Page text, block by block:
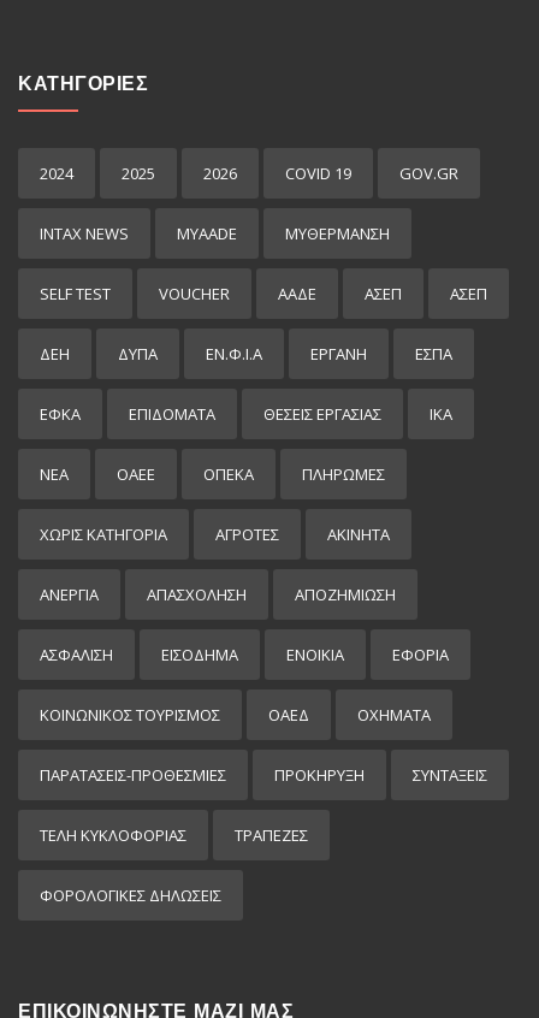
ΚΑΤΗΓΟΡΙΕΣ
2024 2025 2026 COVID 19 GOV.GR
INTAX NEWS MYAADE MYΘΈΡΜΑΝΣΗ
SELF TEST VOUCHER ΑΑΔΕ ΑΣΕΠ ΑΣΕΠ
ΔΕΗ ΔΥΠΑ ΕΝ.Φ.Ι.Α ΕΡΓΑΝΗ ΕΣΠΑ
ΕΦΚΑ ΕΠΙΔΌΜΑΤΑ ΘΕΣΕΙΣ ΕΡΓΑΣΙΑΣ ΙΚΑ
ΝΕΑ ΟΑΕΕ ΟΠΕΚΑ ΠΛΗΡΩΜΕΣ
ΧΩΡΊΣ ΚΑΤΗΓΟΡΊΑ ΑΓΡΟΤΕΣ ΑΚΙΝΗΤΑ
ΑΝΕΡΓΙΑ ΑΠΑΣΧΟΛΗΣΗ ΑΠΟΖΗΜΙΩΣΗ
ΑΣΦΑΛΙΣΗ ΕΙΣΌΔΗΜΑ ΕΝΟΙΚΙΑ ΕΦΟΡΙΑ
ΚΟΙΝΩΝΙΚΟΣ ΤΟΥΡΙΣΜΟΣ ΟΑΕΔ ΟΧΗΜΑΤΑ
ΠΑΡΑΤΑΣΕΙΣ-ΠΡΟΘΕΣΜΙΕΣ ΠΡΟΚΉΡΥΞΗ ΣΥΝΤΑΞΕΙΣ
ΤΕΛΗ ΚΥΚΛΟΦΟΡΙΑΣ ΤΡΑΠΕΖΕΣ
ΦΟΡΟΛΟΓΙΚΕΣ ΔΗΛΩΣΕΙΣ
ΕΠΙΚΟΙΝΩΝΗΣΤΕ ΜΑΖΙ ΜΑΣ